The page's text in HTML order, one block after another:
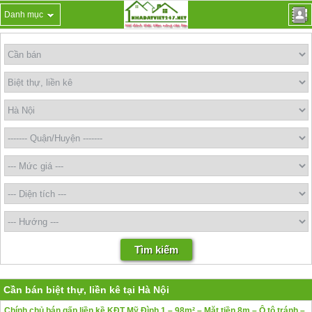
Danh mục
Cần bán biệt thự, liền kê tại Hà Nội